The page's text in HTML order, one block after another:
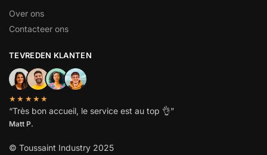
Over ons
Contacteer ons
TEVREDEN KLANTEN
★★★★★
“Très bon accueil, le service est au top 👌”
Matt P.
© Toussaint Industry 2025